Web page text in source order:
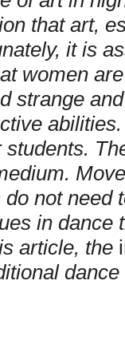
that art,
it is
women
strange
not
in dance
article, the